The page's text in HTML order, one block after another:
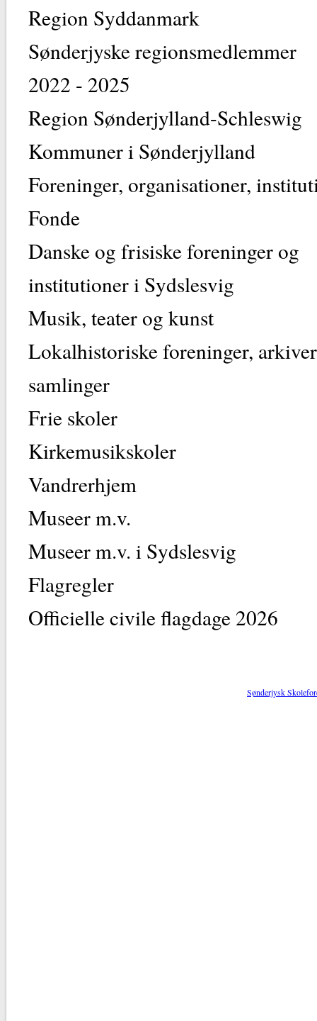
Region Syddanmark
Sønderjyske regionsmedlemmer
2022 - 2025
Region Sønderjylland-Schleswig
Kommuner i Sønderjylland
Foreninger, organisationer,
Fonde
Danske og frisiske foreninger og
institutioner i Sydslesvig
Musik, teater og kunst
Lokalhistoriske foreninger,
samlinger
Frie skoler
Kirkemusikskoler
Vandrerhjem
Museer m.v.
Museer m.v. i Sydslesvig
Flagregler
Officielle civile flagdage 2026
Sønderjysk